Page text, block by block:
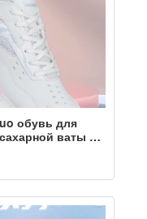
обувь для
ваты с
обувь